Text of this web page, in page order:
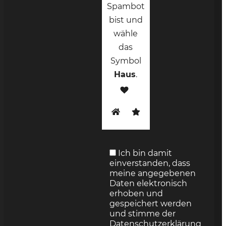
Spambot
bist und
wähle
das
Symbol
Haus.
Ich bin damit
einverstanden, dass
meine angegebenen
Daten elektronisch
erhoben und
gespeichert werden
und stimme der
Datenschutzerklärung